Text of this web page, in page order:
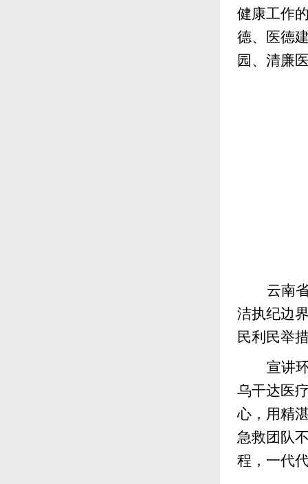
健康工作
德、医德
园、清廉
云南
洁执纪边
民利民举
宣讲
乌干达医
心，用精
急救团队
程，一代